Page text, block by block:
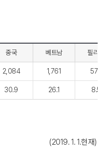
중국 베트남 필리핀
2,084 1,761 577
30.9 26.1 8.5
(2019. 1. 1.현재)